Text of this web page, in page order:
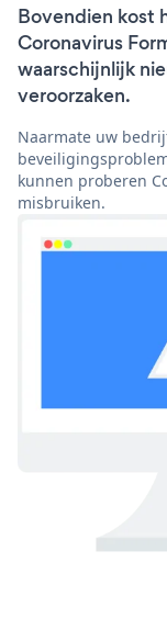
Bovendien kost
Coronavirus
waarschijnlijk
veroorzaken.
Naarmate uw
kunnen proberen
misbruiken.